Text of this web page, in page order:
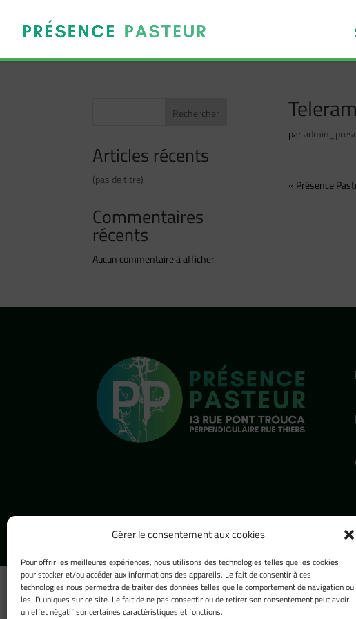
Gérer le consentement aux cookies
Pour offrir les meilleures expériences, nous utilisons des technologies telles que les cookies
pour stocker et/ou accéder aux informations des appareils. Le fait de consentir à ces
technologies nous permettra de traiter des données telles que le comportement de navigation ou
les ID uniques sur ce site. Le fait de ne pas consentir ou de retirer son consentement peut avoir
un effet négatif sur certaines caractéristiques et fonctions.
par
« Présence
Rechercher
Articles récents
(pas de titre)
Commentaires
récents
Aucun commentaire à afficher.